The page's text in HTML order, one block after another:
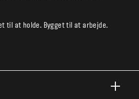
til at holde. Bygget til at arbejde.